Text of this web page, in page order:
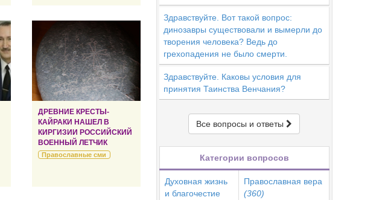
ДРЕВНИЕ КРЕСТЫ-
КАЙРАКИ НАШЕЛ В
КИРГИЗИИ РОССИЙСКИЙ
ВОЕННЫЙ ЛЕТЧИК
Православные сми
Здравствуйте. Вот такой вопрос:
динозавры существовали и вымерли до
творения человека? Ведь до
грехопадения не было смерти.
Здравствуйте. Каковы условия для
принятия Таинства Венчания?
Все вопросы и ответы
Категории вопросов
Духовная жизнь
и благочестие
Православная вера
(360)